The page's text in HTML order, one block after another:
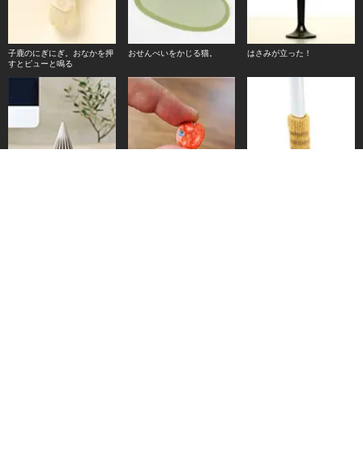
子鹿のにぎにぎ。おなかを押
すとピューと鳴る
おせんべいをかじる猫。 はさみが立った！